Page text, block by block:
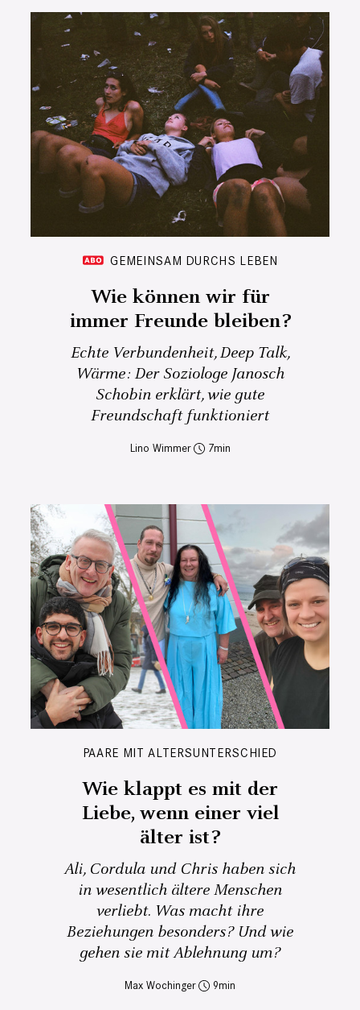
GEMEINSAM DURCHS LEBEN
Wie können wir für
immer Freunde bleiben?
Echte Verbundenheit, Deep Talk,
Wärme: Der Soziologe Janosch
Schobin erklärt, wie gute
Freundschaft funktioniert
Lino Wimmer 7
PAARE MIT ALTERSUNTERSCHIED
Wie klappt es mit der
Liebe, wenn einer viel
älter ist?
Ali, Cordula und Chris haben sich
in wesentlich ältere Menschen
verliebt. Was macht ihre
Beziehungen besonders? Und wie
gehen sie mit Ablehnung um?
Max Wochinger 9